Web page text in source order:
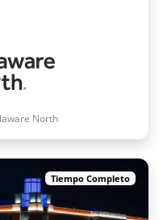
North
Tiempo Completo